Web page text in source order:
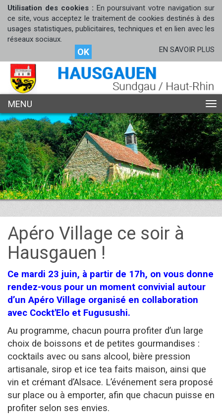
Utilisation des cookies : En poursuivant votre navigation sur
ce site, vous acceptez le traitement de cookies destinés à des
usages statistiques, publicitaires, techniques et en lien avec les
réseaux sociaux.
OK EN SAVOIR PLUS
MENU
Apéro Village ce soir à
Hausgauen !
Ce mardi 23 juin, à partir de 17h, on vous donne
rendez-vous pour un moment convivial autour
d’un Apéro Village organisé en collaboration
avec Cockt'Elo et Fugusushi.
Au programme, chacun pourra profiter d’un large
choix de boissons et de petites gourmandises :
cocktails avec ou sans alcool, bière pression
artisanale, sirop et ice tea faits maison, ainsi que
vin et crémant d’Alsace. L’événement sera proposé
sur place ou à emporter, afin que chacun puisse en
profiter selon ses envies.